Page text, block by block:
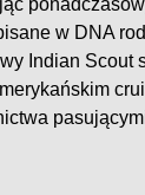
w DNA
Indian Scout